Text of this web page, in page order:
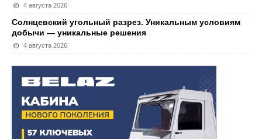
4 августа 2026
Солнцевский угольный разрез. Уникальным условиям
добычи — уникальные решения
4 августа 2026